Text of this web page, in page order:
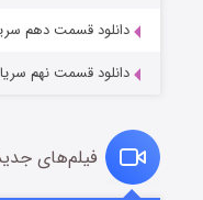
دانلود قسمت دهم
دانلود قسمت نهم
فیلم‌های